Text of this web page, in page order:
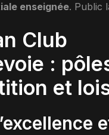
enseignée. Public
Club
:
et